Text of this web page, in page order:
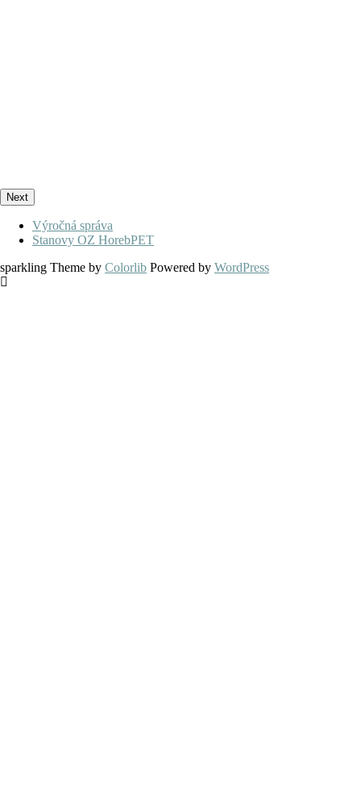
Next
Výročná správa
Stanovy OZ HorebPET
sparkling Theme by Colorlib Powered by WordPress